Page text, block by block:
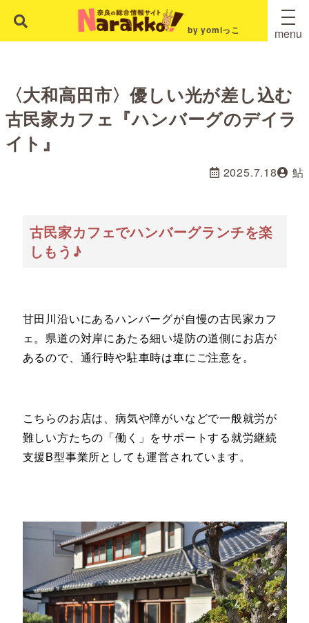
by yomiっこ menu
〈大和高田市〉優しい光が差し込む
古民家カフェ『ハンバーグのデイラ
イト』
2025.7.18 鮎
古民家カフェでハンバーグランチを楽
しもう♪
甘田川沿いにあるハンバーグが自慢の古民家カフ
ェ。県道の対岸にあたる細い堤防の道側にお店が
あるので、通行時や駐車時は車にご注意を。
こちらのお店は、病気や障がいなどで一般就労が
難しい方たちの「働く」をサポートする就労継続
支援B型事業所としても運営されています。